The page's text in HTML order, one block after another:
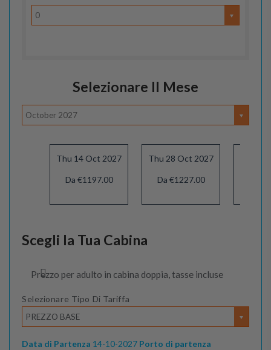
0
Selezionare Il Mese
October 2027
Thu 14 Oct 2027
Da €1197.00
Thu 28 Oct 2027
Da €1227.00
Scegli la Tua Cabina
Prezzo per adulto in cabina doppia, tasse incluse
Selezionare Tipo Di Tariffa
PREZZO BASE
Data di Partenza 14-10-2027 Porto di partenza